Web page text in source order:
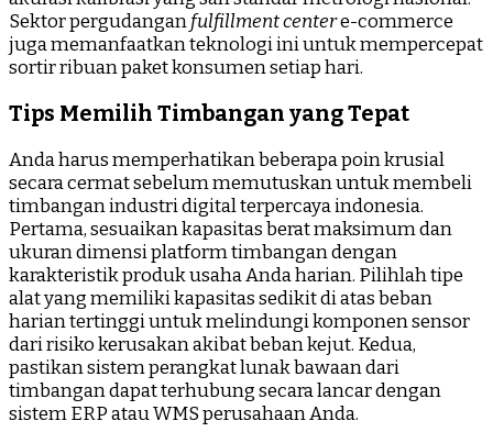
Sektor pergudanganfulfillment centere-commerce
juga memanfaatkan teknologi ini untuk mempercepat
sortir ribuan paket konsumen setiap hari.
Tips Memilih Timbangan yang Tepat
Anda harus memperhatikan beberapa poin krusial
secara cermat sebelum memutuskan untuk membeli
timbangan industri digital terpercaya indonesia.
Pertama, sesuaikan kapasitas berat maksimum dan
ukuran dimensi platform timbangan dengan
karakteristik produk usaha Anda harian. Pilihlah tipe
alat yang memiliki kapasitas sedikit di atas beban
harian tertinggi untuk melindungi komponen sensor
dari risiko kerusakan akibat beban kejut. Kedua,
pastikan sistem perangkat lunak bawaan dari
timbangan dapat terhubung secara lancar dengan
sistem ERP atau WMS perusahaan Anda.